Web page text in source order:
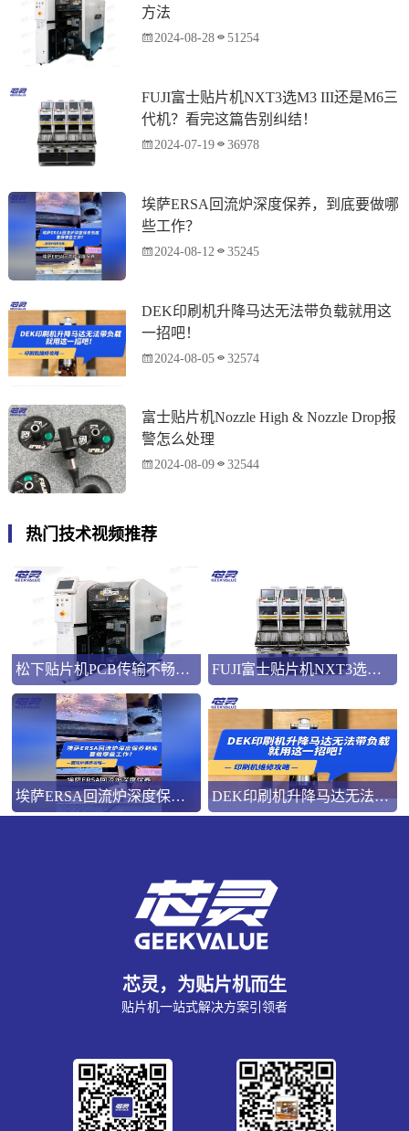
方法
2024-08-28 51254
FUJI富士贴片机NXT3选M3 III还是M6三
代机？看完这篇告别纠结！
2024-07-19 36978
埃萨ERSA回流炉深度保养，到底要做哪
些工作？
2024-08-12 35245
DEK印刷机升降马达无法带负载就用这
一招吧！
2024-08-05 32574
富士贴片机Nozzle High & Nozzle Drop报
警怎么处理
2024-08-09 32544
热门技术视频推荐
松下贴片机PCB传输不畅的原因与处理方法 FUJI富士贴片机NXT3选M3 III还是M6三代机？看完这篇告别纠结！
埃萨ERSA回流炉深度保养，到底要做哪些工作？ DEK印刷机升降马达无法带负载就用这一招吧！
芯灵，为贴片机而生
贴片机一站式解决方案引领者